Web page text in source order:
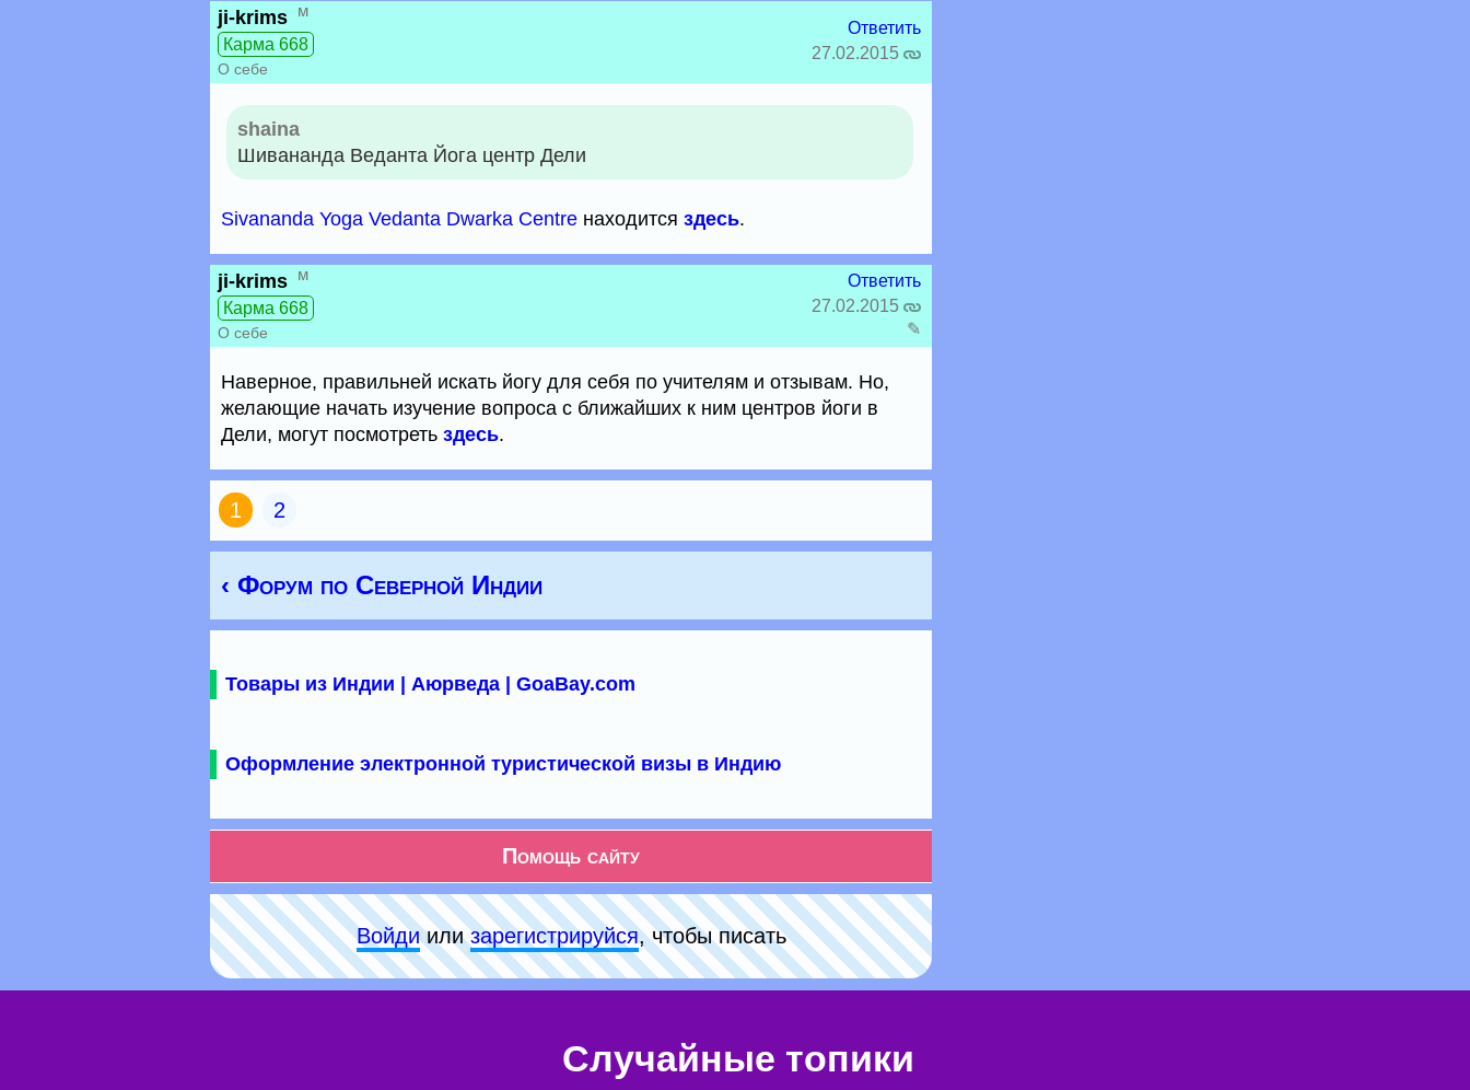
ji-krims м
Карма 668
О себе
Ответить
27.02.2015
shaina
Шивананда Веданта Йога центр Дели
Sivananda Yoga Vedanta Dwarka Centre находится здесь.
ji-krims м
Карма 668
О себе
Ответить
27.02.2015
✎
Наверное, правильней искать йогу для себя по учителям и отзывам. Но,
желающие начать изучение вопроса с ближайших к ним центров йоги в
Дели, могут посмотреть здесь.
1 2
‹ Форум по Северной Индии
Товары из Индии | Аюрведа | GoaBay.com
Оформление электронной туристической визы в Индию
Помощь сайту
Войдиилизарeгиcтpируйся, чтобы писать
Случайные топики